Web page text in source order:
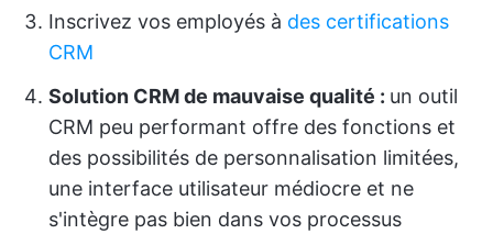
Inscrivez vos employés à des certifications
CRM
Solution CRM de mauvaise qualité : un outil
CRM peu performant offre des fonctions et
des possibilités de personnalisation limitées,
une interface utilisateur médiocre et ne
s'intègre pas bien dans vos processus